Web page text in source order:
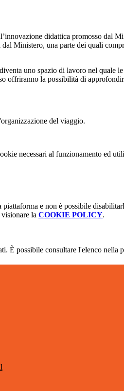
didattica promosso dal
Ministero, una parte dei quali
uno spazio di lavoro nel quale
offriranno la possibilità di
del viaggio.
necessari al funzionamento ed
e non è possibile
la COOKIE POLICY.
È possibile consultare l'elenco nella